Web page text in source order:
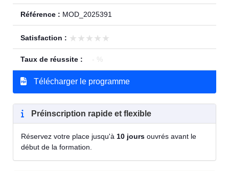
Référence : MOD_2025391
Satisfaction : ★★★★★
★★★★★
Taux de réussite : - %
Télécharger le programme
Préinscription rapide et flexible
Réservez votre place jusqu'à 10 jours ouvrés avant le
début de la formation.